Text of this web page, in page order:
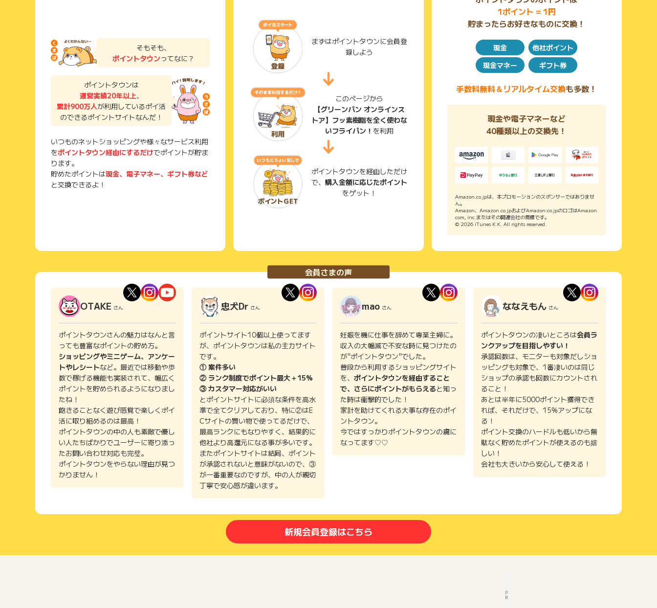
そもそも、
ポイントタウンってなに？
ポイントタウンは
運営実績20年以上、
累計900万人が利用しているポイ活
のできるポイントサイトなんだ！
いつものネットショッピングや様々なサービス利用
をポイントタウン経由にするだけでポイントが貯ま
ります。
貯めたポイントは現金、電子マネー、ギフト券など
と交換できるよ！
まずはポイントタウンに会員登
録しよう
このページから
【グリーンパン オンラインス
トア】フッ素樹脂を全く使わな
いフライパン！ を利用
ポイントタウンを経由しただけ
で、 購入金額に応じたポイント
をゲット！
1ポイント = 1円
貯まったらお好きなものに交換！
現金
他社ポイント
現金マネー
ギフト券
手数料無料＆リアルタイム交換も多数！
現金や電子マネーなど
40種類以上の交換先！
Amazon.co.jpは、本プロモーションのスポンサーではありませ
ん。
Amazon、Amazon.co.jpおよびAmazon.co.jpのロゴはAmazon.
com, inc.またはその関連会社の商標です。
© 2026 iTunes K.K. All rights reserved.
会員さまの声
OTAKE さん
ポイントタウンさんの魅力はなんと言
っても豊富なポイントの貯め方。
ショッピングやミニゲーム、アンケー
トやレシートなど。最近では移動や歩
数で稼げる機能も実装されて、幅広く
ポイントを貯められるようになりまし
たね！
飽きることなく遊び感覚で楽しくポイ
活に取り組めるのは最高！
ポイントタウンの中の人も素敵で優し
い人たちばかりでユーザーに寄り添っ
たお問い合わせ対応も完璧。
ポイントタウンをやらない理由が見つ
かりません！
忠犬Dr さん
ポイントサイト10個以上使ってます
が、ポイントタウンは私の主力サイト
です。
① 案件多い
② ランク制度でポイント最大＋15%
③ カスタマー対応がいい
とポイントサイトに必須な条件を高水
準で全てクリアしており、特に②はE
Cサイトの買い物で使ってるだけで、
最高ランクにもなりやすく、結果的に
他社より高還元になる事が多いです。
またポイントサイトは結局、ポイント
が承認されないと意味がないので、③
が一番重要なのですが、中の人が親切
丁寧で安心感が違います。
mao さん
妊娠を機に仕事を辞めて専業主婦に。
収入の大幅減で不安な時に見つけたの
が"ポイントタウン"でした。
普段から利用するショッピングサイト
を、 ポイントタウンを経由すること
で、さらにポイントがもらえると知っ
た時は衝撃的でした！
家計を助けてくれる大事な存在のポイ
ントタウン。
今ではすっかりポイントタウンの虜に
なってます♡♡
ななえもん さん
ポイントタウンの凄いところは会員ラ
ンクアップを目指しやすい！
承認回数は、モニターも対象だしショ
ッピングも対象で、1番凄いのは同じ
ショップの承認も回数にカウントされ
ること！
あとは半年に5000ポイント獲得でき
れば、それだけで、15%アップにな
る！
ポイント交換のハードルも低いから無
駄なく貯めたポイントが使えるのも嬉
しい！
会社も大きいから安心して使える！
新規会員登録はこちら
P
R